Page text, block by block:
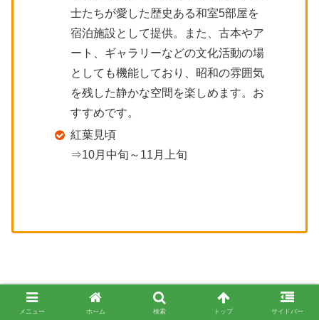
士たちが愛した歴史ある和室5部屋を
宿泊施設として提供。また、古本やア
ート、ギャラリーなどの文化活動の場
としても機能しており、昭和の雰囲気
を残した静かな空間を楽しめます。お
すすめです。
紅葉見頃
⇒10月中旬～11月上旬
メニュー ホーム 検索 トップ サイドバー